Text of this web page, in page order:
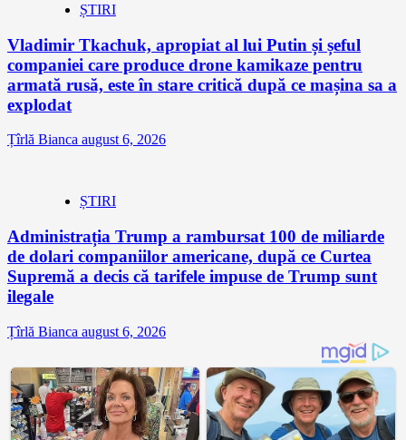
ȘTIRI
Vladimir Tkachuk, apropiat al lui Putin și șeful
companiei care produce drone kamikaze pentru
armată rusă, este în stare critică după ce mașina sa a
explodat
Țîrlă Bianca august 6, 2026
ȘTIRI
Administrația Trump a rambursat 100 de miliarde
de dolari companiilor americane, după ce Curtea
Supremă a decis că tarifele impuse de Trump sunt
ilegale
Țîrlă Bianca august 6, 2026